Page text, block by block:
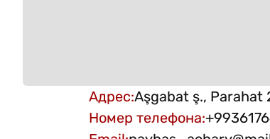
Адрес:Aşgabat ş., Parahat
Номер телефона: